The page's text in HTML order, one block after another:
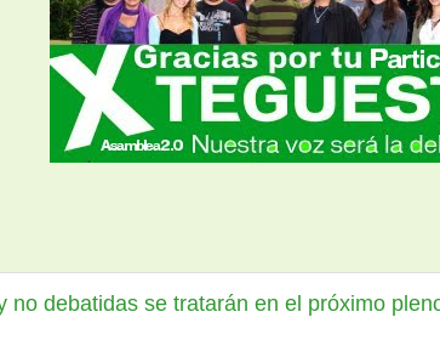
no debatidas se tratarán en el próximo